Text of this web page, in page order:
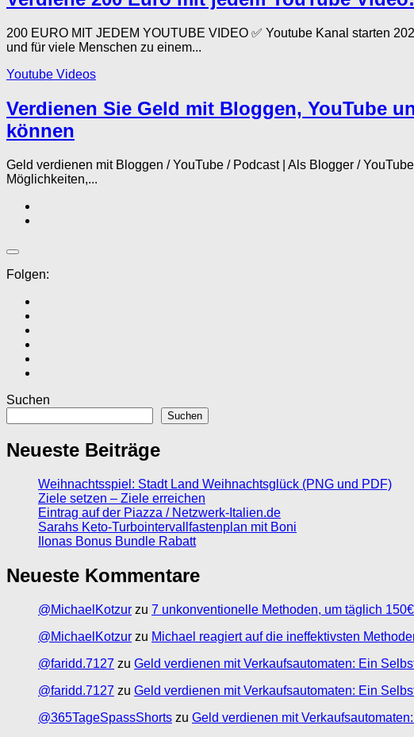
200 EURO MIT JEDEM YOUTUBE VIDEO ✅ Youtube Kanal starten
und für viele Menschen zu einem...
Youtube Videos
Verdienen Sie Geld mit Bloggen, YouTube
können
Geld verdienen mit Bloggen / YouTube / Podcast | Als Blogger /
Möglichkeiten,...
Folgen:
Suchen
Suchen
Neueste Beiträge
Weihnachtsspiel: Stadt Land Weihnachtsglück (PNG und PDF)
Ziele setzen – Ziele erreichen
Eintrag auf der Piazza / Netzwerk-Italien.de
Sarahs Keto-Turbointervallfastenplan mit Boni
Ilonas Bonus Bundle Rabatt
Neueste Kommentare
@MichaelKotzur zu 7 unkonventionelle Methoden, um täglich
@MichaelKotzur zu Michael reagiert auf die ineffektivsten
@faridd.7127 zu Geld verdienen mit Verkaufsautomaten: Ein
@faridd.7127 zu Geld verdienen mit Verkaufsautomaten: Ein
@365TageSpassShorts zu Geld verdienen mit